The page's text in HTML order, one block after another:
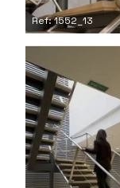
Ref: 1552_13